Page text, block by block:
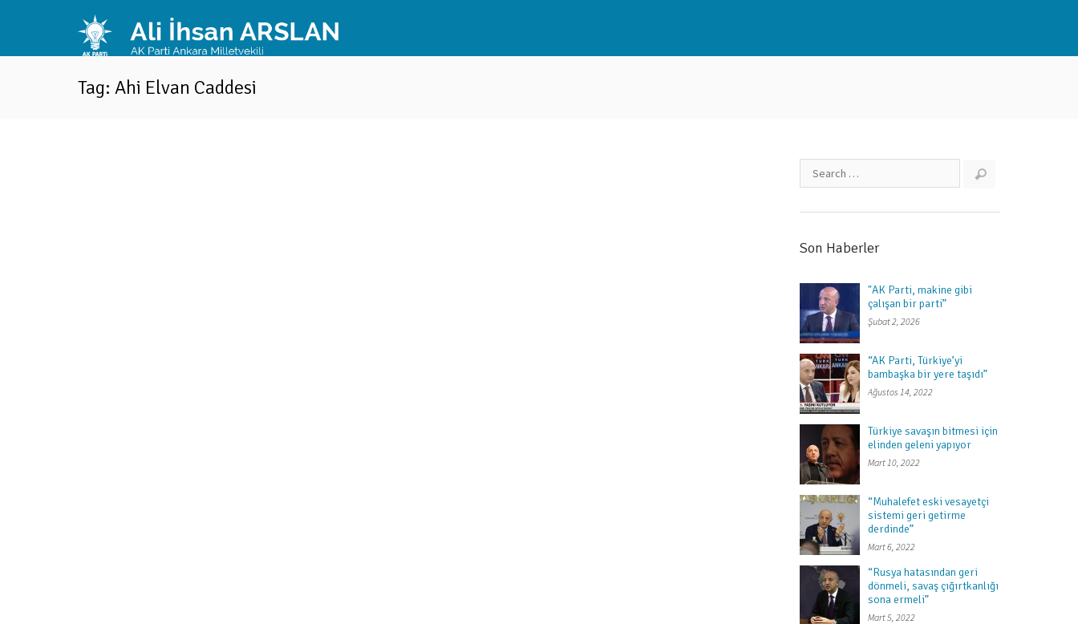
Tag: Ahi Elvan Caddesi
Son Haberler
"AK Parti, makine gibi
çalışan bir parti”
Şubat 2, 2026
“AK Parti, Türkiye’yi
bambaşka bir yere taşıdı”
Ağustos 14, 2022
Türkiye savaşın bitmesi için
elinden geleni yapıyor
Mart 10, 2022
“Muhalefet eski vesayetçi
sistemi geri getirme
derdinde”
Mart 6, 2022
“Rusya hatasından geri
dönmeli, savaş çığırtkanlığı
sona ermeli”
Mart 5, 2022